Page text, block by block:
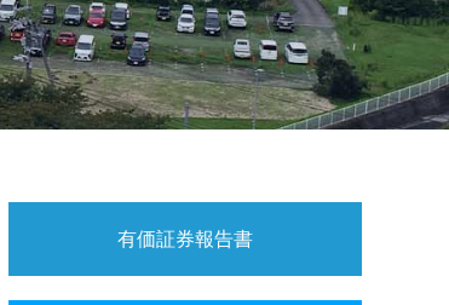
有価証券報告書